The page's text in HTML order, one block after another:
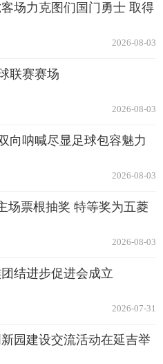
场力克图们国门勇士 取得
2026-08-03
联赛赛场
2026-08-03
向呐喊尽显足球包容魅力
2026-08-03
场票根抽奖 特等奖为五菱
2026-08-03
结进步促进会成立
2026-07-31
园建设交流活动在延吉举